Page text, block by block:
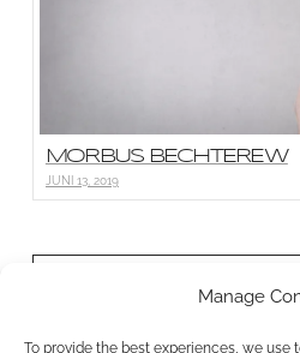
Manage
To provide the best experiences, we use
MORBUS BECHTEREW
JUNI 13, 2019